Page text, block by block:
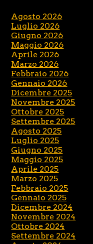
Agosto 2026
Luglio 2026
Giugno 2026
Maggio 2026
Aprile 2026
Marzo 2026
Febbraio 2026
Gennaio 2026
Dicembre 2025
Novembre 2025
Ottobre 2025
Settembre 2025
Agosto 2025
Luglio 2025
Giugno 2025
Maggio 2025
Aprile 2025
Marzo 2025
Febbraio 2025
Gennaio 2025
Dicembre 2024
Novembre 2024
Ottobre 2024
Settembre 2024